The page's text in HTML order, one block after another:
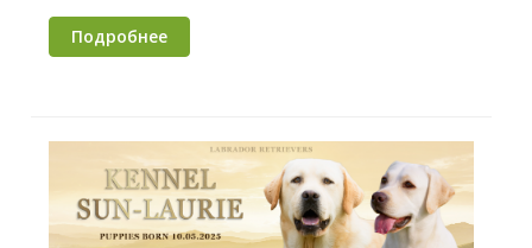
Подробнее